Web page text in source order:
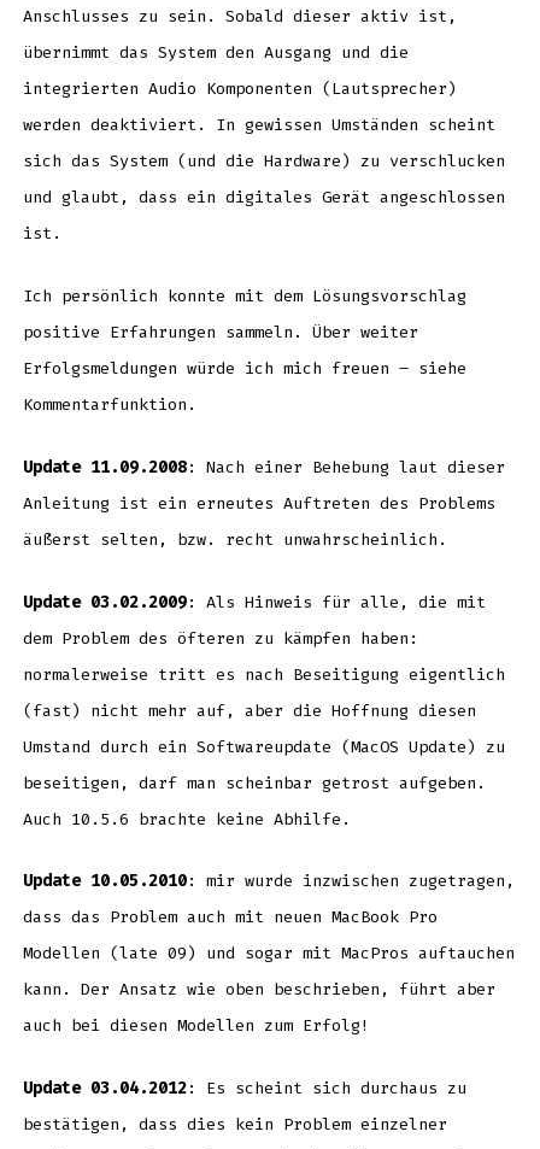
Anschlusses zu sein. Sobald dieser aktiv ist,
übernimmt das System den Ausgang und die
integrierten Audio Komponenten (Lautsprecher)
werden deaktiviert. In gewissen Umständen scheint
sich das System (und die Hardware) zu verschlucken
und glaubt, dass ein digitales Gerät angeschlossen
ist.
Ich persönlich konnte mit dem Lösungsvorschlag
positive Erfahrungen sammeln. Über weiter
Erfolgsmeldungen würde ich mich freuen – siehe
Kommentarfunktion.
Update 11.09.2008: Nach einer Behebung laut dieser
Anleitung ist ein erneutes Auftreten des Problems
äußerst selten, bzw. recht unwahrscheinlich.
Update 03.02.2009: Als Hinweis für alle, die mit
dem Problem des öfteren zu kämpfen haben:
normalerweise tritt es nach Beseitigung eigentlich
(fast) nicht mehr auf, aber die Hoffnung diesen
Umstand durch ein Softwareupdate (MacOS Update) zu
beseitigen, darf man scheinbar getrost aufgeben.
Auch 10.5.6 brachte keine Abhilfe.
Update 10.05.2010: mir wurde inzwischen zugetragen,
dass das Problem auch mit neuen MacBook Pro
Modellen (late 09) und sogar mit MacPros auftauchen
kann. Der Ansatz wie oben beschrieben, führt aber
auch bei diesen Modellen zum Erfolg!
Update 03.04.2012: Es scheint sich durchaus zu
bestätigen, dass dies kein Problem einzelner